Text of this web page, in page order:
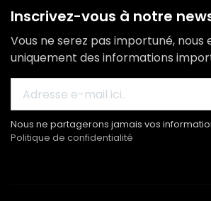
Inscrivez-vous à notre
Vous ne serez pas importuné, nous
uniquement des informations
Nous ne partagerons jamais vos
Politique de confidentialité